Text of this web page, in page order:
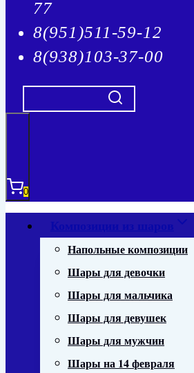
77
8(951)511-59-12
8(938)103-37-00
0
Композиции из шаров
Напольные композиции
Шары для девочки
Шары для мальчика
Шары для девушек
Шары для мужчин
Шары на 14 февраля